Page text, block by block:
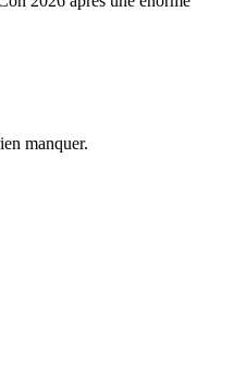
manquer.